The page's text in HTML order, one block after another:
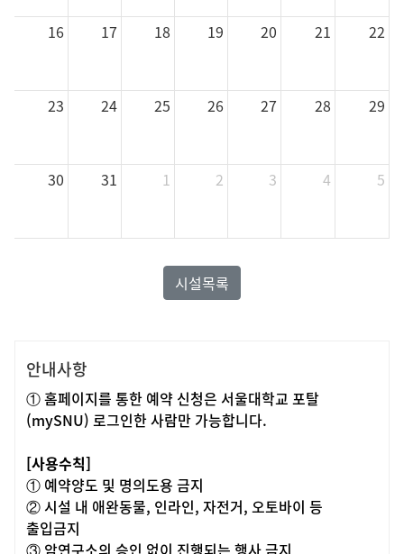
16 17 18 19 20 21 22
23 24 25 26 27 28 29
30 31 1 2 3 4 5
시설목록
안내사항
① 홈페이지를 통한 예약 신청은 서울대학교 포탈
(mySNU) 로그인한 사람만 가능합니다.
[사용수칙]
① 예약양도 및 명의도용 금지
②시설 내 애완동물, 인라인, 자전거, 오토바이 등
출입금지